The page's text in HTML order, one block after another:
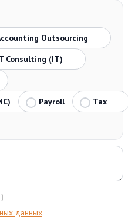
Outsourcing
Consulting (IT)
Payroll
Tax
данных